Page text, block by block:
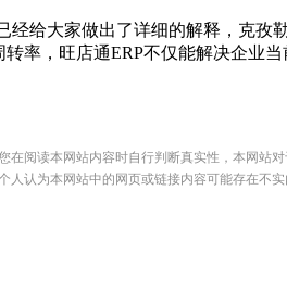
大家做出了详细的解释，克孜
率，旺店通ERP不仅能解决企业
阅读本网站内容时自行判断真实性，本网站
认为本网站中的网页或链接内容可能存在